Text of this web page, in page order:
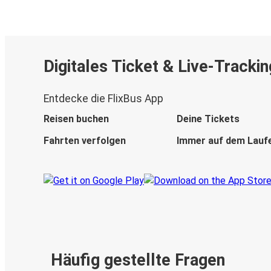
Digitales Ticket & Live-
Entdecke die FlixBus App
Reisen buchen
Deine Tickets
Fahrten verfolgen
Immer auf dem
Häufig gestellte Fragen